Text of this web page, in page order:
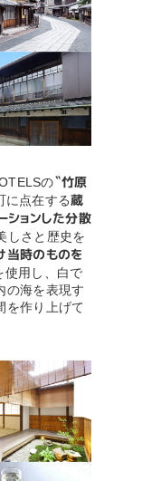
の〝竹原
に点在する蔵
ションした分散
しさと歴史を
当時のものを
使用し、白で
の海を表現す
を作り上げて